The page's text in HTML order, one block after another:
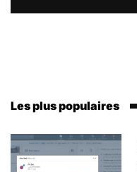
Les plus populaires